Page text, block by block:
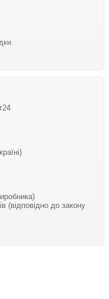
(відповідно до закону